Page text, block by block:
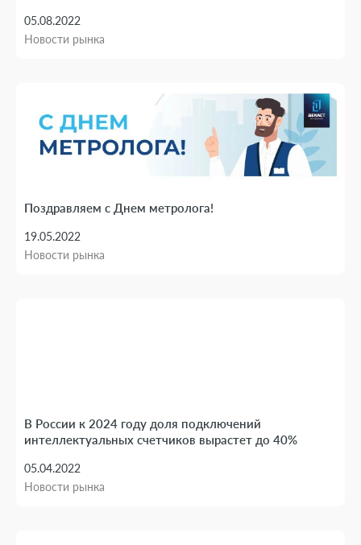
05.08.2022
Новости рынка
Поздравляем с Днем метролога!
19.05.2022
Новости рынка
В России к 2024 году доля подключений
интеллектуальных счетчиков вырастет до 40%
05.04.2022
Новости рынка